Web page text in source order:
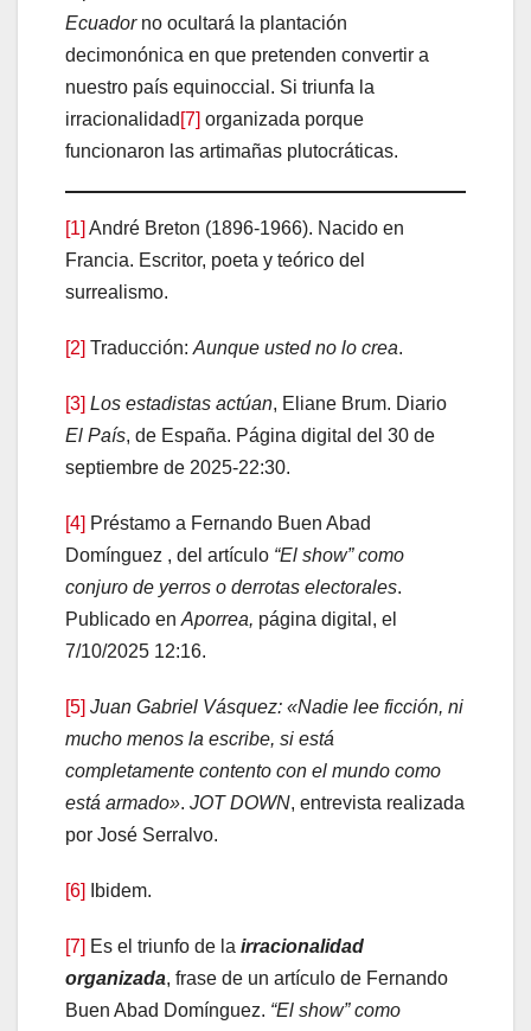
Ecuadorno ocultará la plantación
decimonónica en que pretenden convertir a
nuestro país equinoccial. Si triunfa la
irracionalidad [7] organizada porque
funcionaron las artimañas plutocráticas.
[1] André Breton (1896-1966). Nacido en
Francia. Escritor, poeta y teórico del
surrealismo.
[2] Traducción: Aunque usted no lo crea.
[3] Los estadistas actúan, Eliane Brum. Diario
El País, de España. Página digital del 30 de
septiembre de 2025-22:30.
[4] Préstamo a Fernando Buen Abad
Domínguez , del artículo “El show” como
conjuro de yerros o derrotas electorales.
Publicado en Aporrea, página digital, el
7/10/2025 12:16.
[5] Juan Gabriel Vásquez: «Nadie lee ficción, ni
mucho menos la escribe, si está
completamente contento con el mundo como
está armado». JOT DOWN, entrevista realizada
por José Serralvo.
[6] Ibidem.
[7] Es el triunfo de la irracionalidad
organizada, frase de un artículo de Fernando
Buen Abad Domínguez. “El show” como